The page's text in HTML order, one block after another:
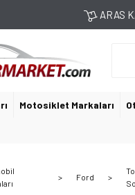
ARAS
Motosiklet Markaları
Ford